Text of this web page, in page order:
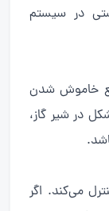
در سیستم
خاموش شدن
در شیر گاز،
می‌کند. اگر